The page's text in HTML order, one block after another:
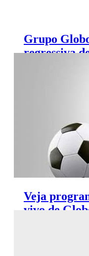
Grupo
regressiva
Jogos
Veja
vivo de